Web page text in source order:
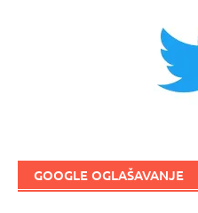
GOOGLE OGLAŠAVANJE